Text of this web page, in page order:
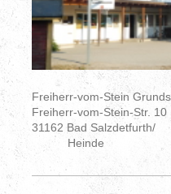
Freiherr-vom-Stein
Freiherr-vom-Stein-Str. 10
31162 Bad Salzdetfurth/
Heinde